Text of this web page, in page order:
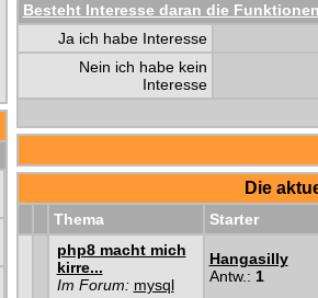
Besteht Interesse daran die
Ja ich habe Interesse
Nein ich habe kein
Interesse
Die
Thema Starter
php8 macht mich
kirre...
Im Forum: mysql
Hangasilly
Antw.: 1